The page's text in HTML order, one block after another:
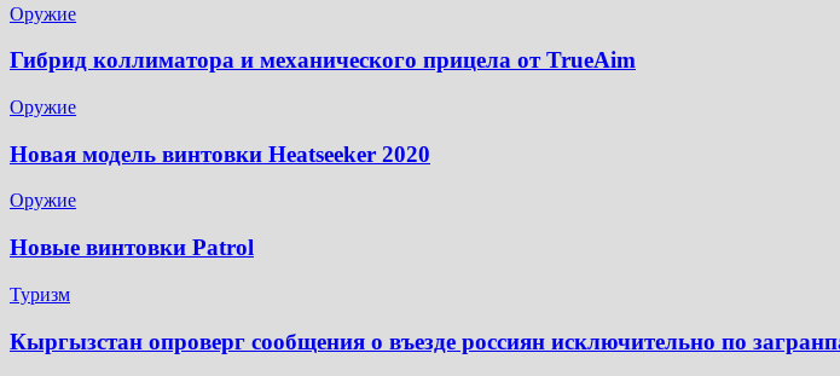
Оружие
Гибрид коллиматора и механического прицела от TrueAim
Оружие
Новая модель винтовки Heatseeker 2020
Оружие
Новые винтовки Patrol
Туризм
Кыргызстан опроверг сообщения о въезде россиян исключительно по